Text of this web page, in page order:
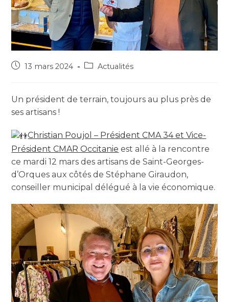
13 mars 2024 Actualités
Un président de terrain, toujours au plus près de
ses artisans !
Christian Poujol – Président CMA 34 et Vice-
Président CMAR Occitanie est allé à la rencontre
ce mardi 12 mars des artisans de Saint-Georges-
d’Orques aux côtés de Stéphane Giraudon,
conseiller municipal délégué à la vie économique.